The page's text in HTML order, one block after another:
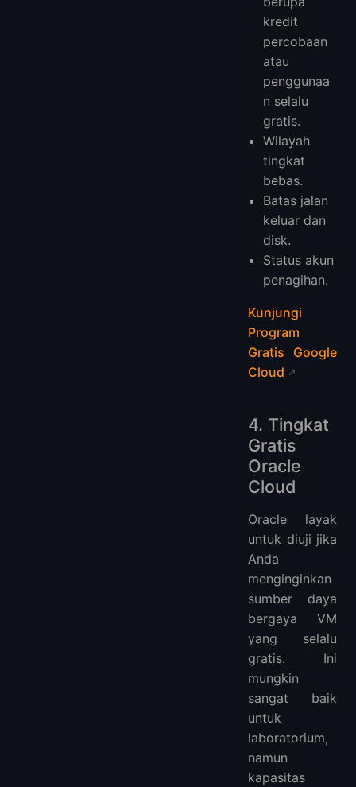
kredit
percobaan
atau
penggunaa
n selalu
gratis.
Wilayah
tingkat
bebas.
Batas jalan
keluar dan
disk.
Status akun
penagihan.
Kunjungi
Program
Gratis Google
Cloud
4. Tingkat
Gratis
Oracle
Cloud
Oracle layak
untuk diuji jika
Anda
menginginkan
sumber daya
bergaya VM
yang selalu
gratis. Ini
mungkin
sangat baik
untuk
laboratorium,
namun
kapasitas